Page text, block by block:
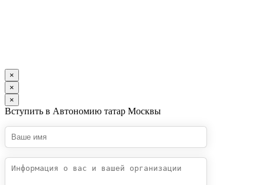
×
×
×
Вступить в Автономию татар Москвы